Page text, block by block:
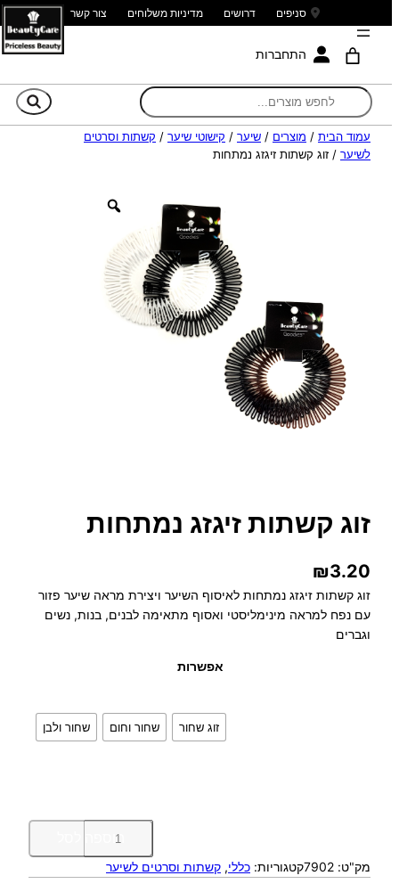
סניפים דרושים מדיניות משלוחים צור קשר
התחברות
עמוד הבית / מוצרים / שיער / קישוטי שיער / קשתות וסרטים
לשיער / זוג קשתות זיגזג נמתחות
זוג קשתות זיגזג נמתחות
₪3.20
זוג קשתות זיגזג נמתחות לאיסוף השיער ויצירת מראה שיער פזור
עם נפח למראה מינימליסטי ואסוף מתאימה לבנים, בנות, נשים
וגברים
אפשרות
זוג שחור שחור וחום שחור ולבן
כ
ו
הוספה לסל
מק"ט: 7902קטגוריות: כללי, קשתות וסרטים לשיער